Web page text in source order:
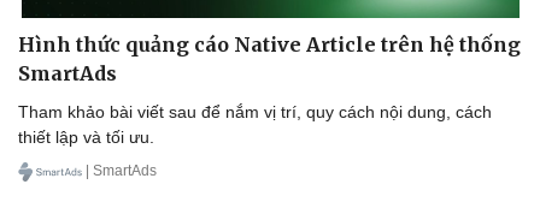
Hình thức quảng cáo Native Article trên hệ thống
SmartAds
Tham khảo bài viết sau để nắm vị trí, quy cách nội dung, cách
thiết lập và tối ưu.
| SmartAds